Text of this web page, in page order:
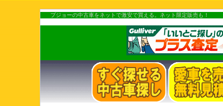
プジョーの中古車をネットで激安で買える。ネット限定販売も！